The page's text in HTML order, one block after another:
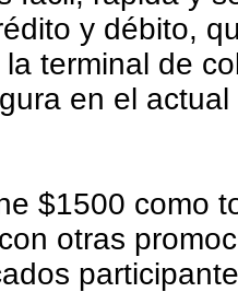
y débito,
terminal de
en el
$1500 como
otras